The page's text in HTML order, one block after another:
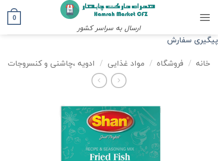
ارسال به سراسر کشور
0
پیگیری سفارش
خانه / فروشگاه / مواد غذایی / ادویه ،چاشنی و کنسروجات